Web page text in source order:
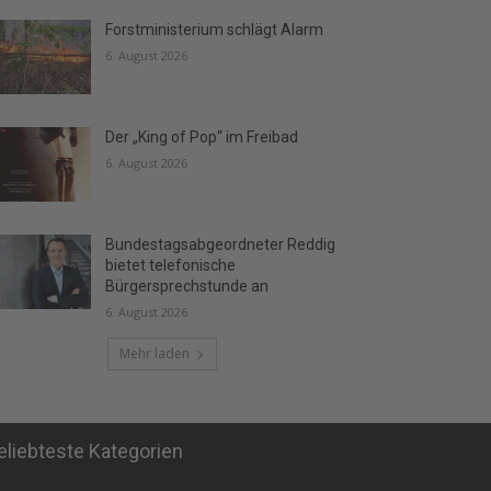
Forstministerium schlägt Alarm
6. August 2026
Der „King of Pop“ im Freibad
6. August 2026
Bundestagsabgeordneter Reddig
bietet telefonische
Bürgersprechstunde an
6. August 2026
Mehr laden
Kategorien